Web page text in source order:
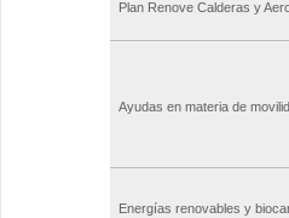
Plan Renove Calderas y
Ayudas en materia de
Energías renovables y